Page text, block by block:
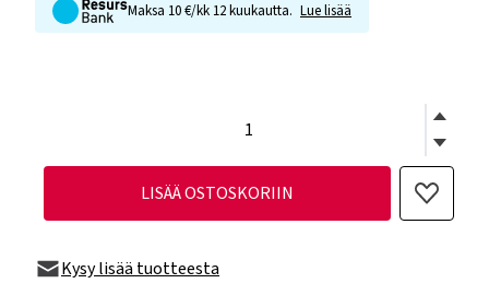
Maksa 10 €/kk 12 kuukautta. Lue lisää
LISÄÄ OSTOSKORIIN
Kysy lisää tuotteesta